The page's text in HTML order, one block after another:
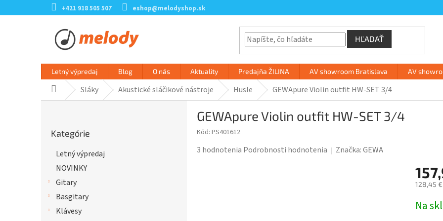
na
+421 918 505 507 eshop@melodyshop.sk
HĽADAŤ
Letný výpredaj Blog O nás Aktuality Predajňa ŽILINA AV showroom Bratislava AV
DomovSláky Akustické sláčikové nástroje Husle GEWApure Violin outfit HW-SET 3/4
kategórie
Kategórie
Letný výpredaj
NOVINKY
Gitary
Basgitary
Klávesy
GEWApure Violin outfit HW-SET 3/4
Kód: PS401612
Priemerné
3 hodnotenia Podrobnosti hodnotenia Značka:GEWA
128,45 €
cena:
Na